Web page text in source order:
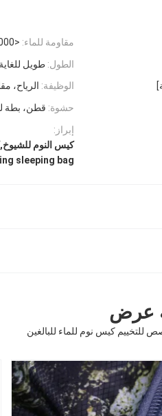
مقاومة للماء: <3000 م
الطول: طويل للغاية
الوظيفة: الرياح،
حشوة: قطن، بطة
إبراز:
كيس النوم
sleeping bag
عرض
كيس نوم للماء للبالغين